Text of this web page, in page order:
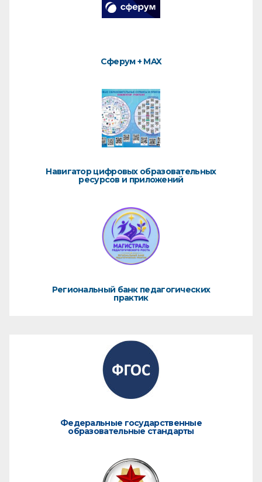
Сферум + MAX
Навигатор цифровых образовательных
ресурсов и приложений
Региональный банк педагогических
практик
Федеральные государственные
образовательные стандарты